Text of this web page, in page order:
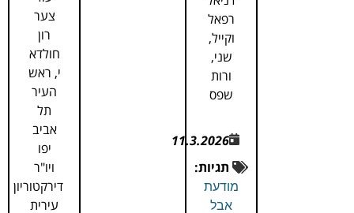
רפאל
וקייל,
שני,
ורות
שפס
11.3.2026
תגיות:
מודעת
אבל
צער
רון
חולדא
י, ראש
העיר
תל
אביב
יפו
ויו"ר
דירקטוריון
עירית